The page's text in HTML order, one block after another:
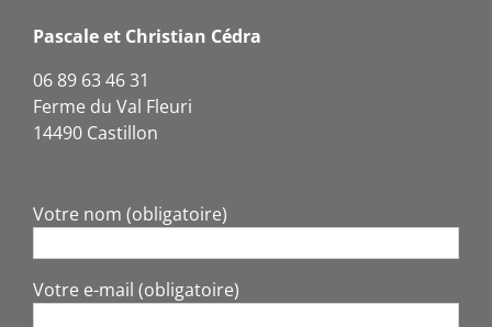
Pascale et Christian Cédra
06 89 63 46 31
Ferme du Val Fleuri
14490 Castillon
Votre nom (obligatoire)
Votre e-mail (obligatoire)